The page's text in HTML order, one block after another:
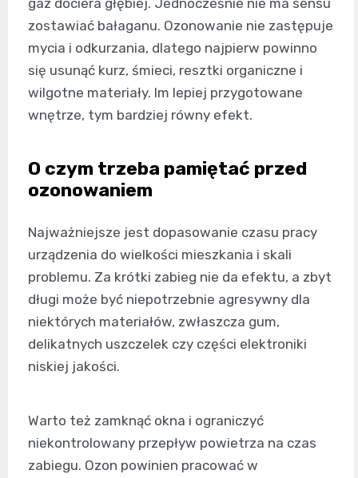
zostawiać bałaganu. Ozonowanie nie zastępuje
mycia i odkurzania, dlatego najpierw powinno
się usunąć kurz, śmieci, resztki organiczne i
wilgotne materiały. Im lepiej przygotowane
wnętrze, tym bardziej równy efekt.
O czym trzeba pamiętać przed
ozonowaniem
Najważniejsze jest dopasowanie czasu pracy
urządzenia do wielkości mieszkania i skali
problemu. Za krótki zabieg nie da efektu, a zbyt
długi może być niepotrzebnie agresywny dla
niektórych materiałów, zwłaszcza gum,
delikatnych uszczelek czy części elektroniki
niskiej jakości.
Warto też zamknąć okna i ograniczyć
niekontrolowany przepływ powietrza na czas
zabiegu. Ozon powinien pracować w